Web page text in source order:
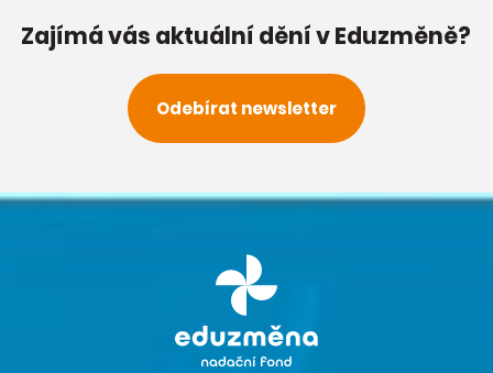
Zajímá vás aktuální dění v Eduzměně?
Odebírat newsletter